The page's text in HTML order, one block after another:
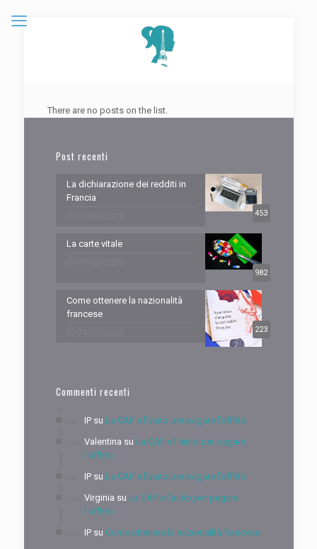
There are no posts on the list.
Post recenti
453
La dichiarazione dei redditi in
Francia
982
La carte vitale
223
Come ottenere la nazionalità
francese
Commenti recenti
IPsu La CAF e l’aiuto per pagare l’affitto
Valentina su La CAF e l’aiuto per pagare
l’affitto
IPsu La CAF e l’aiuto per pagare l’affitto
Virginia su La CAF e l’aiuto per pagare
l’affitto
IPsu Come ottenere la nazionalità francese